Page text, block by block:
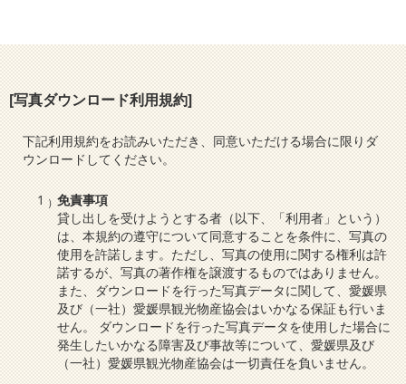
[写真ダウンロード利用規約]
下記利用規約をお読みいただき、同意いただける場合に限りダ
ウンロードしてください。
免責事項
貸し出しを受けようとする者（以下、「利用者」という）
は、本規約の遵守について同意することを条件に、写真の
使用を許諾します。ただし、写真の使用に関する権利は許
諾するが、写真の著作権を譲渡するものではありません。
また、ダウンロードを行った写真データに関して、愛媛県
及び（一社）愛媛県観光物産協会はいかなる保証も行いま
せん。 ダウンロードを行った写真データを使用した場合に
発生したいかなる障害及び事故等について、愛媛県及び
（一社）愛媛県観光物産協会は一切責任を負いません。